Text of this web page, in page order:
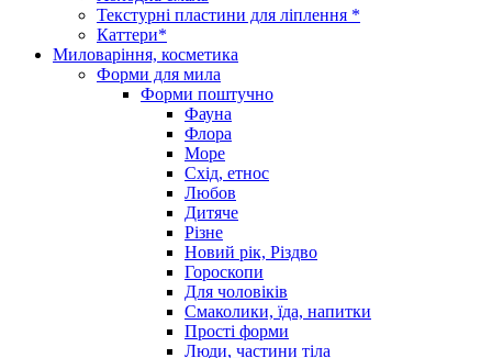
Текстурні пластини для ліплення *
Каттери*
Миловаріння, косметика
Форми для мила
Форми поштучно
Фауна
Флора
Море
Схід, етнос
Любов
Дитяче
Різне
Новий рік, Різдво
Гороскопи
Для чоловіків
Смаколики, їда, напитки
Прості форми
Люди, частини тіла